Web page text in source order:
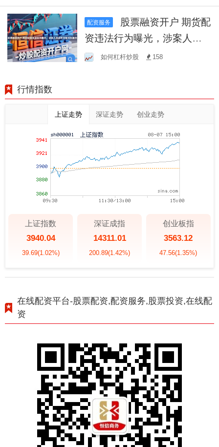
竟！
配资服务
资违法行为曝光，涉案人员
因欺诈被判刑重罚
如何杠杆炒股 158
行情指数
上证走势 深证走势 创业走势
上证指数
3940.04
39.69(1.02%)
深证成指
14311.01
200.89(1.42%)
创业板指
3563.12
47.56(1.35%)
在线配资平台-股票配资,配资服务,股票投资,在线配
资